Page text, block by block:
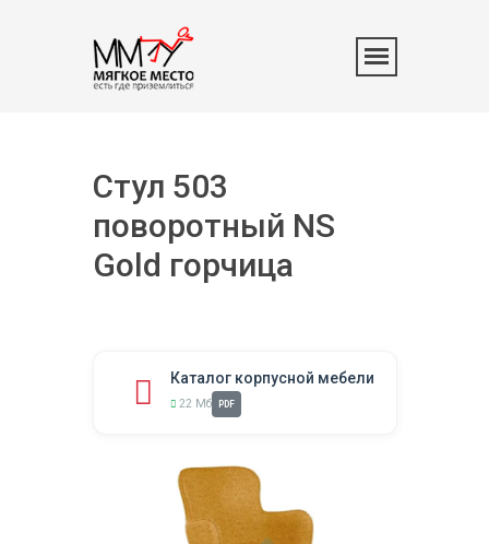
Стул 503
поворотный NS
Gold горчица
Каталог корпусной мебели
22 Мб PDF